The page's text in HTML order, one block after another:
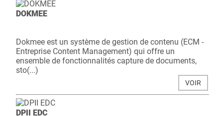
DOKMEE
Dokmee est un système de gestion de contenu (ECM -
Entreprise Content Management) qui offre un
ensemble de fonctionnalités capture de documents,
sto(...)
VOIR
DPII EDC